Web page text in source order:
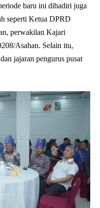
baru ini dihadiri juga
seperti Ketua DPRD
perwakilan Kajari
Asahan. Selain itu,
jajaran pengurus pusat